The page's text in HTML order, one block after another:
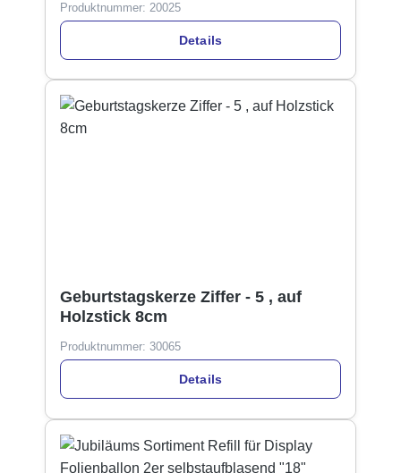
Produktnummer: 20025
Details
Geburtstagskerze Ziffer - 5 , auf
Holzstick 8cm
Produktnummer: 30065
Details